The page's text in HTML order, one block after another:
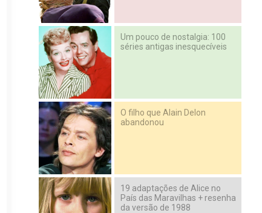
Um pouco de nostalgia: 100
séries antigas inesquecíveis
O filho que Alain Delon
abandonou
19 adaptações de Alice no
País das Maravilhas + resenha
da versão de 1988